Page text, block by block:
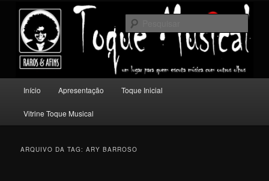
conteúdo
principal
conteúdo
secundário
Toque Musical
Um lugar para quem escuta música com outros olhos.
principal
Início Apresentação Toque Inicial
Vitrine Toque Musical
ARQUIVO DA TAG:ARY BARROSO